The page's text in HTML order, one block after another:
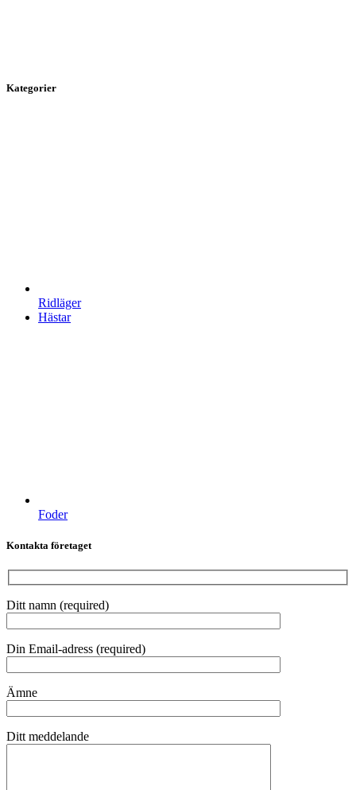
Kategorier
Ridläger
Hästar
Foder
Kontakta företaget
Ditt namn (required)
Din Email-adress (required)
Ämne
Ditt meddelande